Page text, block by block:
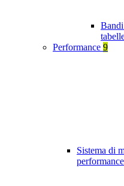
Performance 9
Sistema di
performance